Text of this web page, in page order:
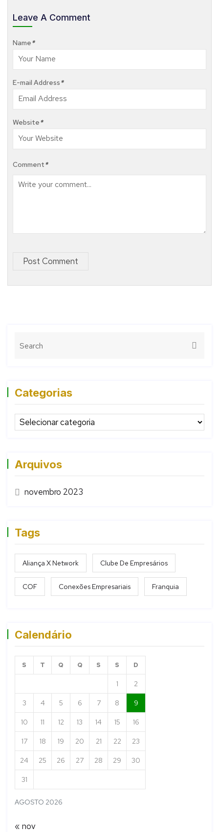
Leave A Comment
Name*
E-mail Address*
Website*
Comment*
Post Comment
Categorias
Arquivos
novembro 2023
Tags
Aliança X Network Clube De Empresários
COF Conexões Empresariais Franquia
Calendário
AGOSTO 2026
S T Q Q S S D
1 2
3 4 5 6 7 8 9
10 11 12 13 14 15 16
17 18 19 20 21 22 23
24 25 26 27 28 29 30
31
« nov